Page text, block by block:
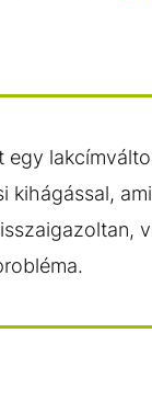
kihágással,